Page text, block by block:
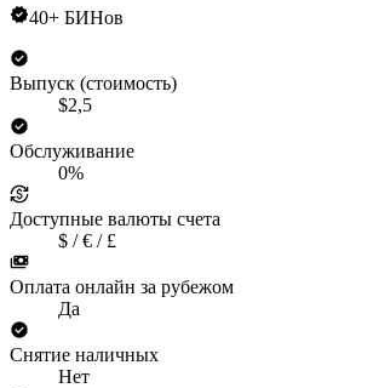
40+ БИНов
Выпуск (стоимость)
$2,5
Обслуживание
0%
Доступные валюты счета
$ / € / £
Оплата онлайн за рубежом
Да
Снятие наличных
Нет